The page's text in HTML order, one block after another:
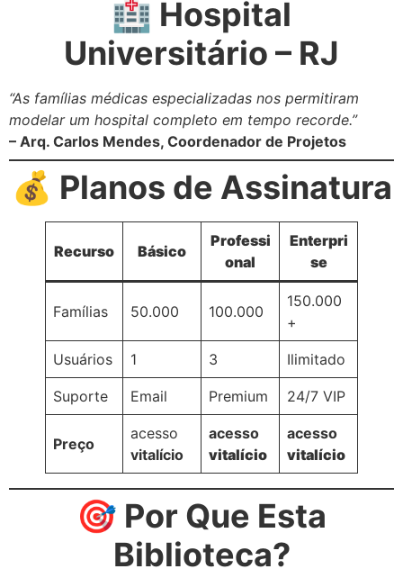
🏥 Hospital
Universitário – RJ
“As famílias médicas especializadas nos permitiram
modelar um hospital completo em tempo recorde.”
– Arq. Carlos Mendes, Coordenador de Projetos
💰 Planos de Assinatura
Recurso Básico
Professi
onal
Enterpri
se
Famílias 50.000 100.000
150.000
+
Usuários 1 3 Ilimitado
Suporte Email Premium 24/7 VIP
Preço
acesso
vitalício
acesso
vitalício
acesso
vitalício
🎯 Por Que Esta
Biblioteca?